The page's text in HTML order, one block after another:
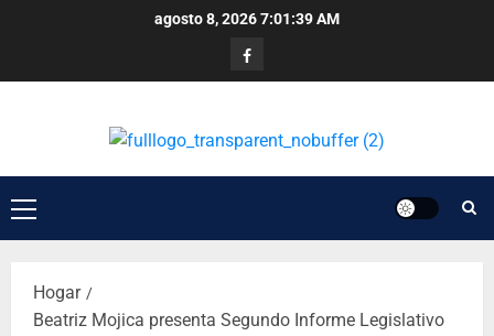
agosto 8, 20267:01:39 AM
Hogar
Beatriz Mojica presenta Segundo Informe Legislativo